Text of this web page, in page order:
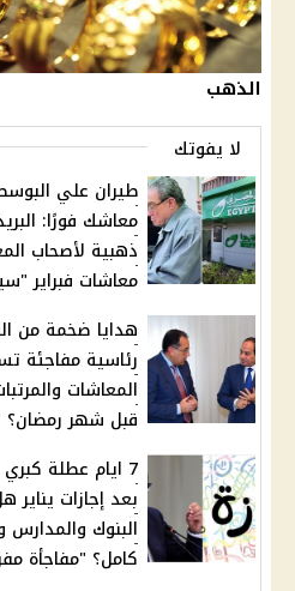
الذهب
لا يفوتك
معاشك فورًا:
ذهبية لأصحاب
معاشات فبراير
هدايا ضخمة من
رئاسية مفاجئة
المعاشات
قبل شهر رمضان؟
7 ايام عطلة
بعد إجازات
البنوك والمدارس
كامل؟ "مفاجأة